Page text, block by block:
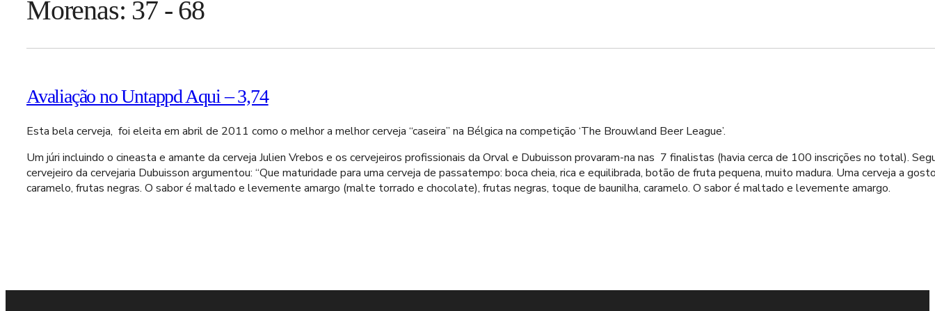
Morenas: 37 - 68
Avaliação no Untappd Aqui – 3,74
Esta bela cerveja, foi eleita em abril de 2011 como o melhor a melhor cerveja “caseira” na Bélgica na competição ‘The Brouwland Beer League’.
Um júri incluindo o cineasta e amante da cerveja Julien Vrebos e os cervejeiros profissionais da Orval e Dubuisson provaram-na nas 7 finalistas (havia cerca de 100 inscrições no total).
cervejeiro da cervejaria Dubuisson argumentou: “Que maturidade para uma cerveja de passatempo: boca cheia, rica e equilibrada, botão de fruta pequena, muito madura. Uma cerveja a
caramelo, frutas negras. O sabor é maltado e levemente amargo (malte torrado e chocolate), frutas negras, toque de baunilha, caramelo. O sabor é maltado e levemente amargo.